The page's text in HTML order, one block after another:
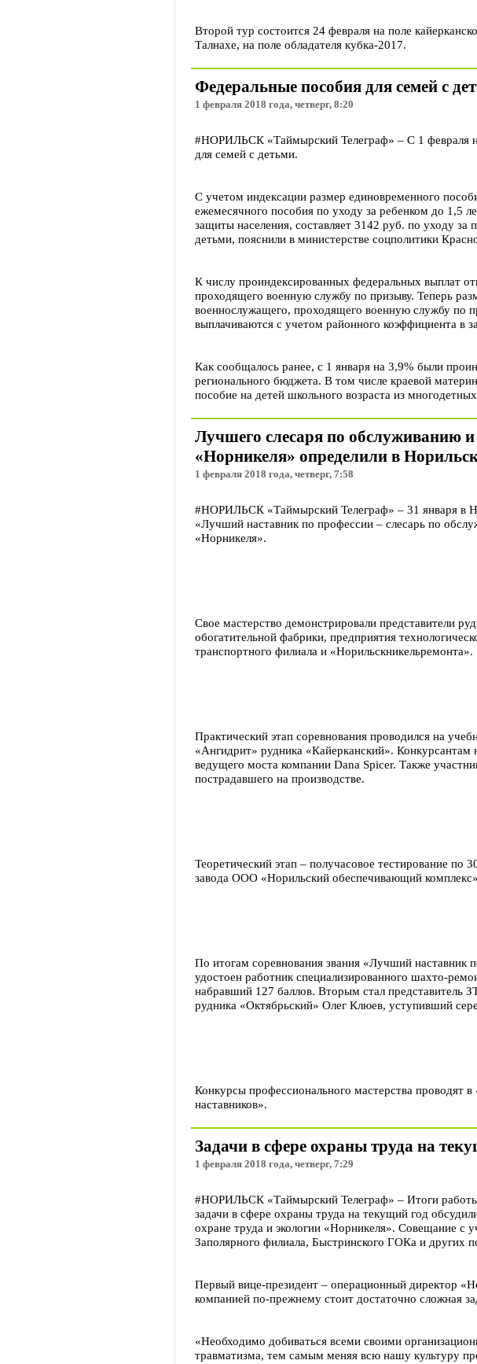
Второй тур состоится 24 февраля на поле
Талнахе, на поле обладателя кубка-2017.
Федеральные пособия для семей с
1 февраля 2018 года, четверг, 8:20
#НОРИЛЬСК «Таймырский Телеграф» – С 1 февраля
для семей с детьми.
С учетом индексации размер единовременного
ежемесячного пособия по уходу за ребенком до 1,5
защиты населения, составляет 3142 руб. по уходу
детьми, пояснили в министерстве соцполитики
К числу проиндексированных федеральных выплат
проходящего военную службу по призыву. Теперь
военнослужащего, проходящего военную службу по
выплачиваются с учетом районного коэффициента в
Как сообщалось ранее, с 1 января на 3,9% были
регионального бюджета. В том числе краевой
пособие на детей школьного возраста из
Лучшего слесаря по обслуживанию
«Норникеля» определили в
1 февраля 2018 года, четверг, 7:58
#НОРИЛЬСК «Таймырский Телеграф» – 31 января в
«Лучший наставник по профессии – слесарь по
«Норникеля».
Свое мастерство демонстрировали представители
обогатительной фабрики, предприятия
транспортного филиала и «Норильскникельремонта».
Практический этап соревнования проводился на
«Ангидрит» рудника «Кайерканский».
ведущего моста компании Dana Spicer. Также
пострадавшего на производстве.
Теоретический этап – получасовое тестирование по
завода ООО «Норильский обеспечивающий
По итогам соревнования звания «Лучший наставник
удостоен работник специализированного шахто-
набравший 127 баллов. Вторым стал представитель
рудника «Октябрьский» Олег Клюев, уступивший
Конкурсы профессионального мастерства проводят
наставников».
Задачи в сфере охраны труда на
1 февраля 2018 года, четверг, 7:29
#НОРИЛЬСК «Таймырский Телеграф» – Итоги
задачи в сфере охраны труда на текущий год
охране труда и экологии «Норникеля». Совещание с
Заполярного филиала, Быстринского ГОКа и других
Первый вице-президент – операционный директор
компанией по-прежнему стоит достаточно сложная
«Необходимо добиваться всеми своими
травматизма, тем самым меняя всю нашу культуру